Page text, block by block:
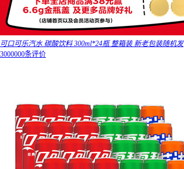
可口可乐汽水 碳酸饮料 300ml*24瓶 整箱装 新老包装随机发
3000000条评价